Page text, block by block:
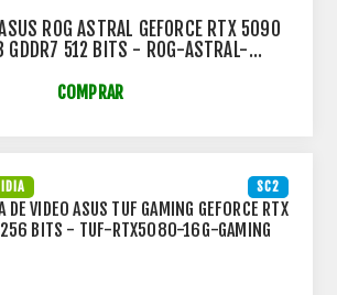
ROG ASTRAL GEFORCE RTX 5090
GDDR7 512 BITS - ROG-ASTRAL-
COMPRAR
SC2